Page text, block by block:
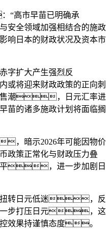
高市早苗已明确承
全领域加强相结合的施政
响日本的财政状况及资本市
字扩大产生强烈反
将迎来财政政策的正向刺
售潮，日元汇率进
的诸多施政计划将面临搁
，暗示2026年可能因物价
策正常化与财政压力叠
，进一步加剧日
扭转日元低迷，反
一步打压日元，这
效果持谨慎态度。